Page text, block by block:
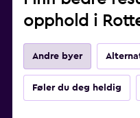
opphold i
Andre byer
Føler du deg heldig